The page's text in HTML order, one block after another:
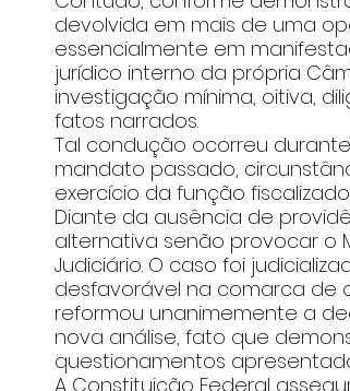
devolvida em mais de uma
essencialmente em
jurídico interno da própria
investigação mínima, oitiva,
fatos narrados.
Tal condução ocorreu
mandato passado,
exercício da função
Diante da ausência de
alternativa senão provocar o
Judiciário. O caso foi
desfavorável na comarca de
reformou unanimemente a
nova análise, fato que
questionamentos
A Constituição Federal